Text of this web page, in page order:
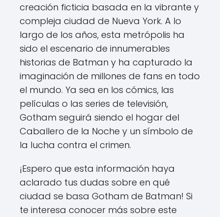
creación ficticia basada en la vibrante y
compleja ciudad de Nueva York. A lo
largo de los años, esta metrópolis ha
sido el escenario de innumerables
historias de Batman y ha capturado la
imaginación de millones de fans en todo
el mundo. Ya sea en los cómics, las
películas o las series de televisión,
Gotham seguirá siendo el hogar del
Caballero de la Noche y un símbolo de
la lucha contra el crimen.
¡Espero que esta información haya
aclarado tus dudas sobre en qué
ciudad se basa Gotham de Batman! Si
te interesa conocer más sobre este